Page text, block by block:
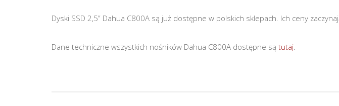
Dyski SSD 2,5” Dahua C800A są już dostępne w polskich sklepach. Ich ceny
Dane techniczne wszystkich nośników Dahua C800A dostępne są tutaj.